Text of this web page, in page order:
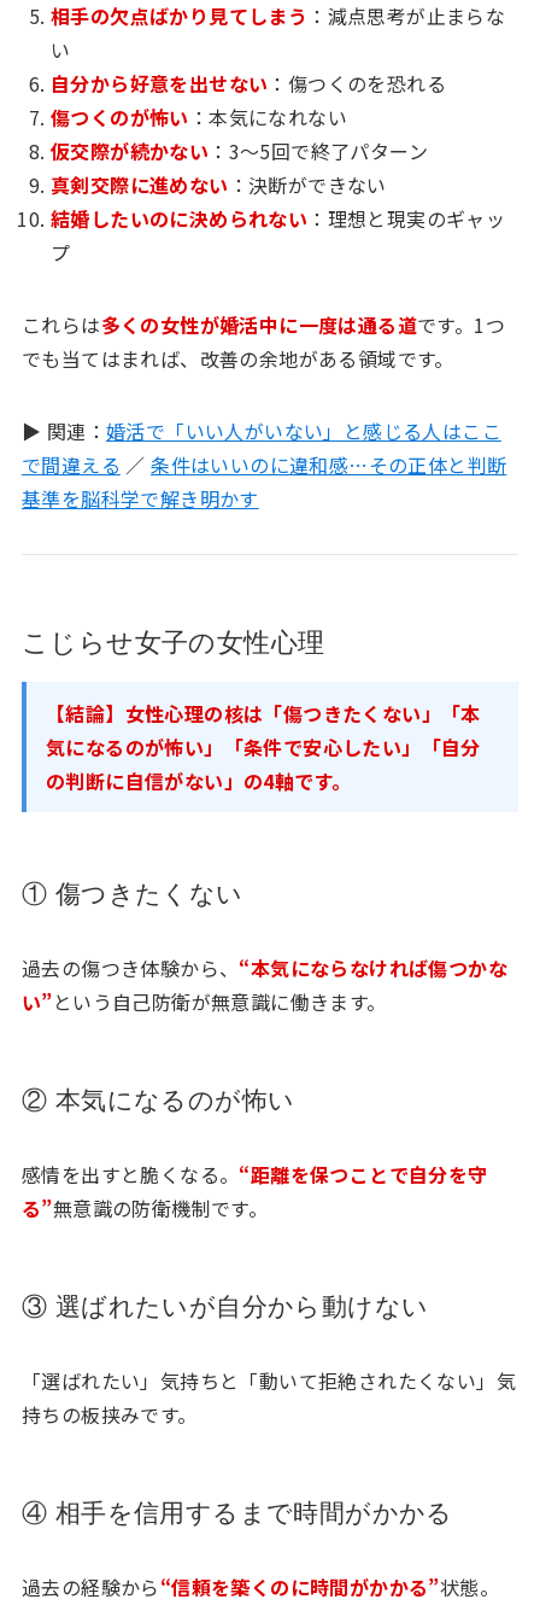
相手の欠点ばかり見てしまう ：減点思考が止まらな
い
自分から好意を出せない ：傷つくのを恐れる
傷つくのが怖い ：本気になれない
仮交際が続かない ：3〜5回で終了パターン
真剣交際に進めない ：決断ができない
結婚したいのに決められない ：理想と現実のギャッ
プ
これらは多くの女性が婚活中に一度は通る道です。1つ
でも当てはまれば、改善の余地がある領域です。
▶ 関連： 婚活で「いい人がいない」と感じる人はここ
で間違える ／条件はいいのに違和感…その正体と判断
基準を脳科学で解き明かす
こじらせ女子の女性心理
【結論】女性心理の核は「傷つきたくない」「本
気になるのが怖い」「条件で安心したい」「自分
の判断に自信がない」の4軸です。
① 傷つきたくない
過去の傷つき体験から、 “本気にならなければ傷つかな
い”という自己防衛が無意識に働きます。
② 本気になるのが怖い
感情を出すと脆くなる。 “距離を保つことで自分を守
る”無意識の防衛機制です。
③ 選ばれたいが自分から動けない
「選ばれたい」気持ちと「動いて拒絶されたくない」気
持ちの板挟みです。
④ 相手を信用するまで時間がかかる
過去の経験から“信頼を築くのに時間がかかる”状態。